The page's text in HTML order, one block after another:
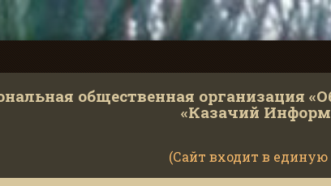
общественная организация
«Казачий
(Сайт входит в